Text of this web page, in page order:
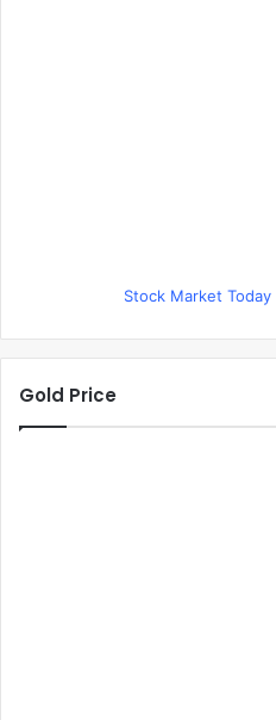
Stock Market Today
Gold Price